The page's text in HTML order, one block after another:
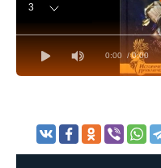
0:00 / 0:00
3
4